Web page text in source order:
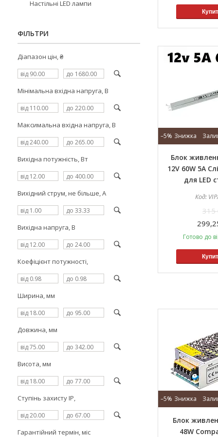
–5%
Блок
12V 60W 5А
для LED
315
Готово до
–5%
Блок
48W
Настільні LED лампи
ФІЛЬТРИ
Діапазон цін, ₴
Мінімальна вхідна напруга, В
Максимальна вхідна напруга, В
Вихідна потужність, Вт
Вихідний струм, не більше, А
Вихідна напруга, В
Коефіцієнт потужності,
Ширина, мм
Довжина, мм
Висота, мм
Ступінь захисту IP,
Гарантійний термін, міс